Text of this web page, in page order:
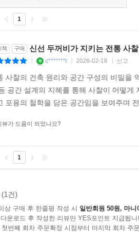
1
책 구매 신선 두꺼비가 지키는 전통 사
c*******l 2026-02-18 신고
사찰의 건축 원리와 공간 구성의 비밀을
공간 설계의 지혜를 통해 사찰이 어떻
포용의 철학을 담은 공간임을 보여주며
뷰가 도움이 되었나요?
1
(1건)
상 구매 후 한줄평 작성 시 일반회원 50원, 마니
운로드 후 작성한 리뷰만 YES포인트 지급됩니
첫번째 회차 주문확정 시점부터 마지막 회차 주